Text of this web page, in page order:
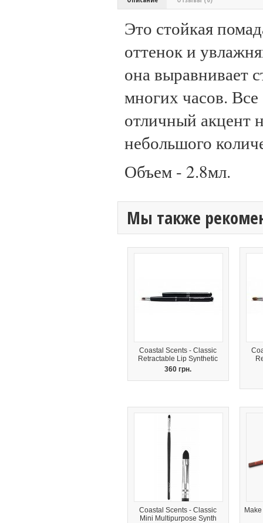
Это стойкая
оттенок и
она выравнивает
многих часов.
отличный акцент
небольшого
Объем - 2.8мл.
Мы также
Coastal Scents - Classic
Retractable Lip Synthetic
360 грн.
Coastal Scents - Classic
Mini Multipurpose Synth